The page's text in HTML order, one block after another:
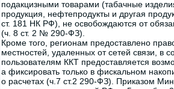
подакцизными товарами (табачные
продукция, нефтепродукты и другая
ст. 181 НК РФ), не освобождаются от
(ч. 8 ст. 2 № 290-ФЗ).
Кроме того, регионам предоставлено
местностей, удаленных от сетей связи, в
пользователям ККТ предоставляется
а фиксировать только в фискальном
о расчетах (ч.7 ст.2 290-ФЗ). Приказом